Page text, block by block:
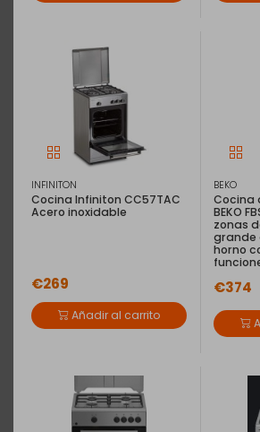
INFINITON
Cocina Infiniton CC57TAC
Acero inoxidable
€269
Añadir al carrito
BEKO
Cocina
BEKO
zonas
grande
horno
€374